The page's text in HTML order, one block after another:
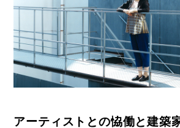
アーティストとの恊働と建築